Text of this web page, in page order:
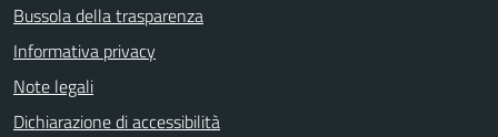
Bussola della trasparenza
Informativa privacy
Note legali
Dichiarazione di accessibilità